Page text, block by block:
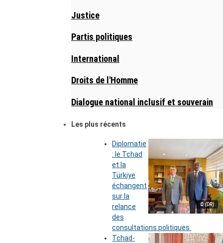
Justice
Partis politiques
International
Droits de l'Homme
Dialogue national inclusif et souverain
Les plus récents
© (DR)
Diplomatie
: le Tchad
et la
Türkiye
échangent
sur la
relance
des
consultations politiques
Tchad-